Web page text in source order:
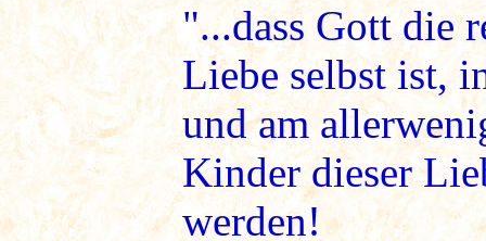
"...dass Gott die
Liebe selbst ist,
und am
Kinder dieser
werden!